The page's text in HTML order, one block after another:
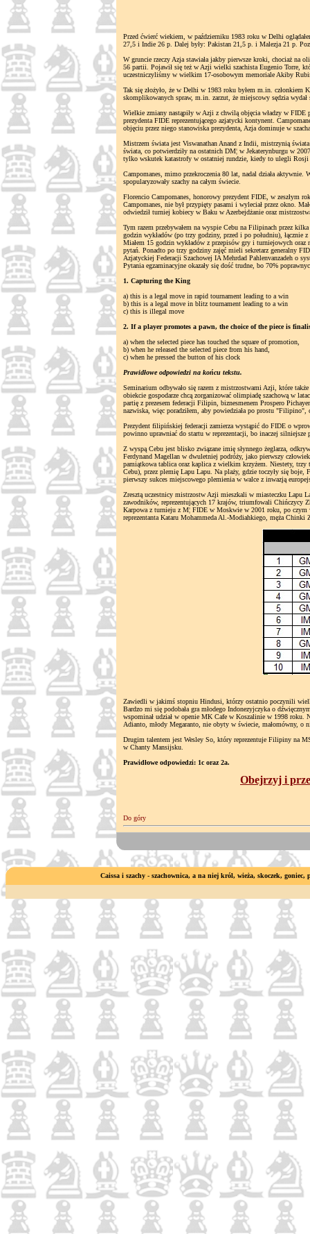
Przed ćwierć wiekiem, w październiku 1983 roku w Delhi
27,5 i Indie 26 p. Dalej były: Pakistan 21,5 p. i Malezja 21 p.
W gruncie rzeczy Azja stawiała jakby pierwsze kroki, chociaż na
56 partii. Pojawił się też w Azji wielki szachista Eugenio Torre,
uczestniczyliśmy w wielkim 17-osobowym memoriale Akiby
Tak się złożyło, że w Delhi w 1983 roku byłem m.in.
skomplikowanych spraw, m.in. zarzut, że miejscowy sędzia
Wielkie zmiany nastąpiły w Azji z chwilą objęcia władzy w FIDE
prezydenta FIDE reprezentującego azjatycki kontynent.
objęciu przez niego stanowiska prezydenta, Azja dominuje w
Mistrzem świata jest Viswanathan Anand z Indii, mistrzynią
świata, co potwierdziły na ostatnich DM¦ w Jekaterynburgu w
tylko wskutek katastrofy w ostatniej rundzie, kiedy to ulegli
Campomanes, mimo przekroczenia 80 lat, nadal działa aktywnie.
spopularyzowały szachy na całym świecie.
Florencio Campomanes, honorowy prezydent FIDE, w zeszłym
Campomanes, nie był przypięty pasami i wyleciał przez okno.
odwiedził turniej kobiecy w Baku w Azerbejdżanie oraz
Tym razem przebywałem na wyspie Cebu na Filipinach przez
godzin wykładów (po trzy godziny, przed i po południu), łącznie z
Miałem 15 godzin wykładów z przepisów gry i turniejowych oraz
pytań. Ponadto po trzy godziny zajęć mieli sekretarz generalny
Azjatyckiej Federacji Szachowej IA Mehrdad Pahlenvanzadeh o
Pytania egzaminacyjne okazały się dość trudne, bo 70%
1. Capturing the King
a) this is a legal move in rapid tournament leading to a win
b) this is a legal move in blitz tournament leading to a win
c) this is illegal move
2. If a player promotes a pawn, the choice of the piece is
a) when the selected piece has touched the square of promotion,
b) when he released the selected piece from his hand,
c) when he pressed the button of his clock
Prawidłowe odpowiedzi na końcu tekstu.
Seminarium odbywało się razem z mistrzostwami Azji, które
obiekcie gospodarze chcą zorganizować olimpiadę szachową w
partię z prezesem federacji Filipin, biznesmenem Prospero
nazwiska, więc poradziłem, aby powiedziała po prostu "Filipino",
Prezydent filipińskiej federacji zamierza wystąpić do FIDE o
powinno uprawniać do startu w reprezentacji, bo inaczej
Z wyspą Cebu jest blisko związane imię słynnego żeglarza,
Ferdynand Magellan w dwuletniej podróży, jako pierwszy
pamiątkowa tablica oraz kaplica z wielkim krzyżem. Niestety,
Cebu), przez plemię Lapu Lapu. Na plaży, gdzie toczyły się
pierwszy sukces miejscowego plemienia w walce z inwazją
Zresztą uczestnicy mistrzostw Azji mieszkali w miasteczku Lapu
zawodników, reprezentujących 17 krajów, triumfowali Chińczycy
Karpowa z turnieju z M¦ FIDE w Moskwie w 2001 roku, po czym
reprezentanta Kataru Mohammeda Al.-Modiahkiego, męża
Zawiedli w jakimś stopniu Hindusi, którzy ostatnio poczynili
Bardzo mi się podobała gra młodego Indonezyjczyka o
wspominał udział w openie MK Cafe w Koszalinie w 1998 roku.
Adianto, młody Megaranto, nie obyty w świecie, małomówny, o
Drugim talentem jest Wesley So, który reprezentuje Filipiny na
w Chanty Mansijsku.
Prawidłowe odpowiedzi: 1c oraz 2a.
Obejrzyj i
Do góry
Caissa i szachy - szachownica, a na niej król, wieża, skoczek,